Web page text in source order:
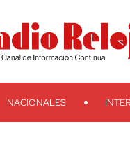
Ivoox RSS Search
NACIONALES